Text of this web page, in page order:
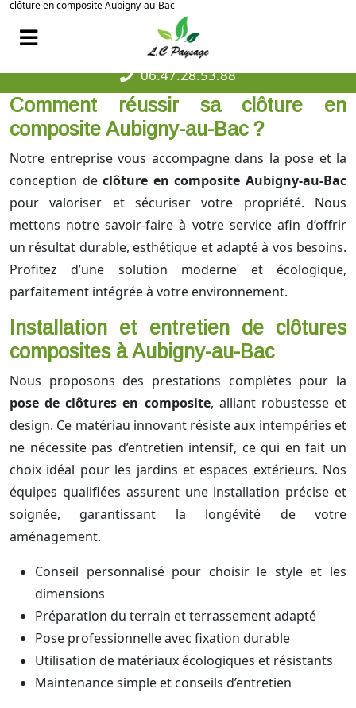
clôture en composite Aubigny-au-Bac
06.47.28.53.88
Comment réussir sa clôture en
composite Aubigny-au-Bac ?
Notre entreprise vous accompagne dans la pose et la
conception declôture en composite Aubigny-au-Bac
pour valoriser et sécuriser votre propriété. Nous
mettons notre savoir-faire à votre service afin d’offrir
un résultat durable, esthétique et adapté à vos besoins.
Profitez d’une solution moderne et écologique,
parfaitement intégrée à votre environnement.
Installation et entretien de clôtures
composites à Aubigny-au-Bac
Nous proposons des prestations complètes pour la
pose de clôtures en composite, alliant robustesse et
design. Ce matériau innovant résiste aux intempéries et
ne nécessite pas d’entretien intensif, ce qui en fait un
choix idéal pour les jardins et espaces extérieurs. Nos
équipes qualifiées assurent une installation précise et
soignée, garantissant la longévité de votre
aménagement.
Conseil personnalisé pour choisir le style et les
dimensions
Préparation du terrain et terrassement adapté
Pose professionnelle avec fixation durable
Utilisation de matériaux écologiques et résistants
Maintenance simple et conseils d’entretien